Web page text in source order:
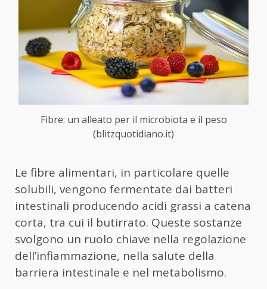
Fibre: un alleato per il microbiota e il peso
(blitzquotidiano.it)
Le fibre alimentari, in particolare quelle
solubili, vengono fermentate dai batteri
intestinali producendo acidi grassi a catena
corta, tra cui il butirrato. Queste sostanze
svolgono un ruolo chiave nella regolazione
dell’infiammazione, nella salute della
barriera intestinale e nel metabolismo.